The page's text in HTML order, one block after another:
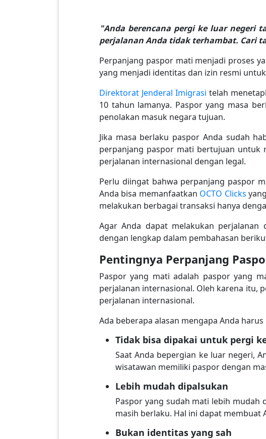
"Anda berencana pergi ke luar negeri
perjalanan Anda tidak terhambat. Cari
Perpanjang paspor mati menjadi proses
yang menjadi identitas dan izin resmi
Direktorat Jenderal Imigrasi telah
10 tahun lamanya. Paspor yang masa
penolakan masuk negara tujuan.
Jika masa berlaku paspor Anda sudah
perpanjang paspor mati bertujuan untuk
perjalanan internasional dengan legal.
Perlu diingat bahwa perpanjang paspor
Anda bisa memanfaatkan OCTO Clicks
melakukan berbagai transaksi hanya
Agar Anda dapat melakukan
dengan lengkap dalam pembahasan
Pentingnya Perpanjang
Paspor yang mati adalah paspor yang
perjalanan internasional. Oleh karena itu,
perjalanan internasional.
Ada beberapa alasan mengapa Anda
Tidak bisa dipakai untuk pergi
Saat Anda bepergian ke luar negeri,
wisatawan memiliki paspor dengan
Lebih mudah dipalsukan
Paspor yang sudah mati lebih mudah
masih berlaku. Hal ini dapat
Bukan identitas yang sah